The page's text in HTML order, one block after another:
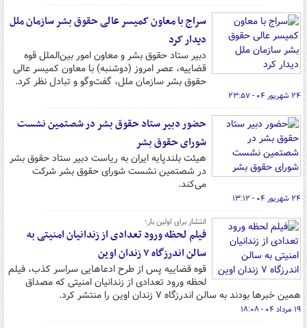
سراج با معاون کمیسر عالی حقوق بشر سازمان ملل
دیدار کرد
دبیر ستاد حقوق بشر و معاون امور بین‌الملل قوه
قضاییه، عصر امروز (دوشنبه) با معاون کمیسر عالی
حقوق بشر سازمان ملل، گفت‌وگو و تبادل نظر کرد.
۲۴ شهریور ۰۴ - ۲۳:۵۷
حضور دبیر ستاد حقوق بشر در شصتمین نشست
شورای حقوق بشر
هیئت بلندپایه ایران به ریاست دبیر ستاد حقوق بشر
در شصتمین نشست شورای حقوق بشر شرکت
می‌کند.
۲۴ شهریور ۰۴ - ۱۳:۱۲
انتشار برای اولین بار؛
فیلم لحظه ورود تعدادی از زندانیان امنیتی به
سالن اندرزگاه ۷ زندان اوین
قوه قضاییه پس از طرح ادعاهایی سراسر کذب، فیلم
لحظه ورود تعدادی از زندانیان امنیتی که مصداق
همین خبرها بودند به سالن اندرزگاه ۷ زندان اوین را منتشر کرد.
۱۹ مرداد ۰۴ - ۱۸:۰۸